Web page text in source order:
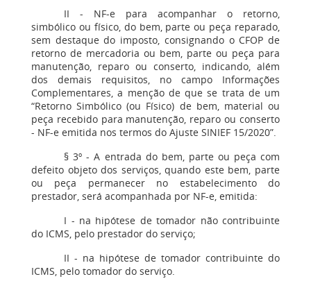
II - NF-e para acompanhar o retorno,
simbólico ou físico, do bem, parte ou peça reparado,
sem destaque do imposto, consignando o CFOP de
retorno de mercadoria ou bem, parte ou peça para
manutenção, reparo ou conserto, indicando, além
dos demais requisitos, no campo Informações
Complementares, a menção de que se trata de um
“Retorno Simbólico (ou Físico) de bem, material ou
peça recebido para manutenção, reparo ou conserto
- NF-e emitida nos termos do Ajuste SINIEF 15/2020”.
§ 3º - A entrada do bem, parte ou peça com
defeito objeto dos serviços, quando este bem, parte
ou peça permanecer no estabelecimento do
prestador, será acompanhada por NF-e, emitida:
I - na hipótese de tomador não contribuinte
do ICMS, pelo prestador do serviço;
II - na hipótese de tomador contribuinte do
ICMS, pelo tomador do serviço.